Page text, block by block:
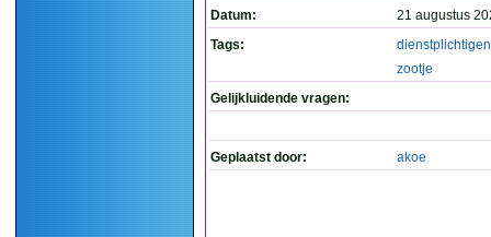
Datum:
21 augustus
Tags:
dienstplichtigen
zootje
Gelijkluidende vragen:
Geplaatst door: akoe